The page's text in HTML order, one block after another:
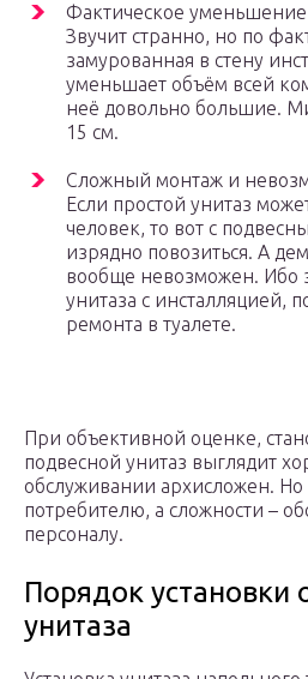
Фактическое
Звучит странно, но по
замурованная в стену
уменьшает объём всей
неё довольно большие.
15 см.
Сложный монтаж и
Если простой унитаз
человек, то вот с
изрядно повозиться. А
вообще невозможен. Ибо
унитаза с инсталляцией,
ремонта в туалете.
При объективной оценке,
подвесной унитаз выглядит
обслуживании архисложен. Но
потребителю, а сложности –
персоналу.
Порядок установки
унитаза